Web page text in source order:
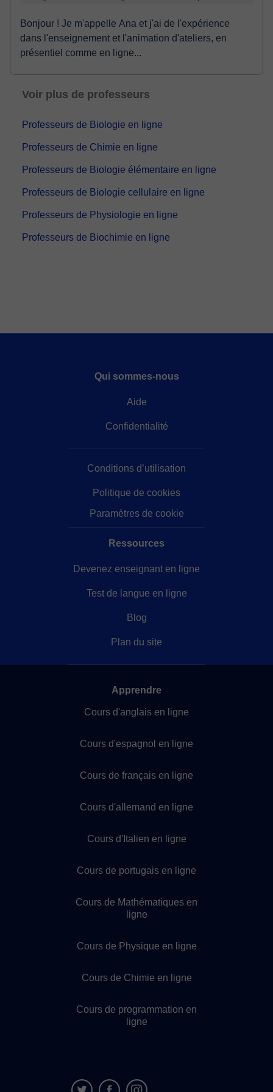
Bonjour ! Je m'appelle Ana et j'ai de l'expérience
dans l'enseignement et l'animation d'ateliers, en
présentiel comme en ligne...
Voir plus de professeurs
Professeurs de Biologie en ligne
Professeurs de Chimie en ligne
Professeurs de Biologie élémentaire en ligne
Professeurs de Biologie cellulaire en ligne
Professeurs de Physiologie en ligne
Professeurs de Biochimie en ligne
Qui sommes-nous
Aide
Confidentialité
Conditions d’utilisation
Politique de cookies
Paramètres de cookie
Ressources
Devenez enseignant en ligne
Test de langue en ligne
Blog
Plan du site
Apprendre
Cours d'anglais en ligne
Cours d'espagnol en ligne
Cours de français en ligne
Cours d'allemand en ligne
Cours d'Italien en ligne
Cours de portugais en ligne
Cours de Mathématiques en
ligne
Cours de Physique en ligne
Cours de Chimie en ligne
Cours de programmation en
ligne